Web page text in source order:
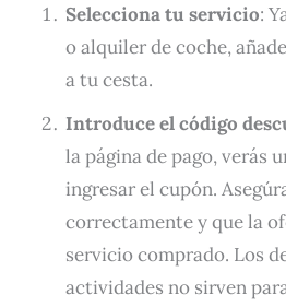
Selecciona tu servicio:
o alquiler de coche,
a tu cesta.
Introduce el código
la página de pago, verás
ingresar el cupón.
correctamente y que la
servicio comprado. Los
actividades no sirven